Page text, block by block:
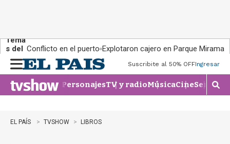
Tema
s del
día:
Conflicto en el puerto Explotaron cajero en Parque Miramar
n
u
Suscribite al 50% OFFIngresar
PersonajesTV y radioMúsicaCineSeries
M
o
EL PAÍS TVSHOW LIBROS